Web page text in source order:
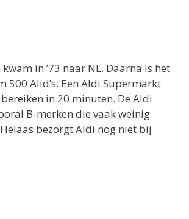
in ’73 naar NL. Daarna is het
500 Alid’s. Een Aldi Supermarkt
in 20 minuten. De Aldi
B-merken die vaak weinig
bezorgt Aldi nog niet bij